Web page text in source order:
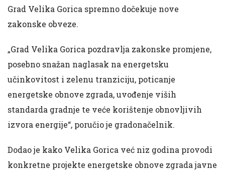
Grad Velika Gorica spremno dočekuje nove
zakonske obveze.
„Grad Velika Gorica pozdravlja zakonske promjene,
posebno snažan naglasak na energetsku
učinkovitost i zelenu tranziciju, poticanje
energetske obnove zgrada, uvođenje viših
standarda gradnje te veće korištenje obnovljivih
izvora energije“, poručio je gradonačelnik.
Dodao je kako Velika Gorica već niz godina provodi
konkretne projekte energetske obnove zgrada javne